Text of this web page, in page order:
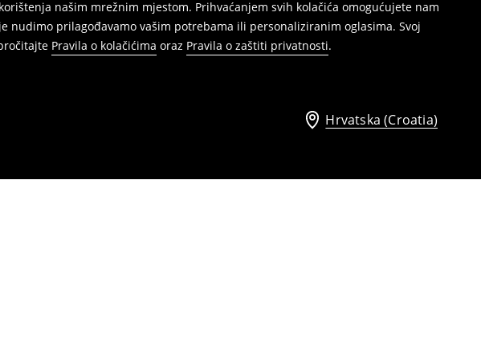
našim mrežnim mjestom. Prihvaćanjem svih kolačića omogućujete nam
prilagođavamo vašim potrebama ili personaliziranim oglasima. Svoj
Pravila o kolačićima oraz Pravila o zaštiti privatnosti.
Hrvatska (Croatia)